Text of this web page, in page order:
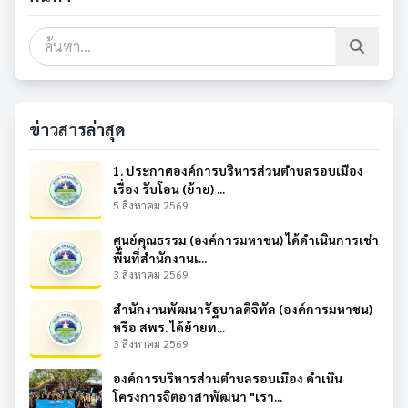
ข่าวสารล่าสุด
1. ประกาศองค์การบริหารส่วนตำบลรอบเมือง
เรื่อง รับโอน (ย้าย) ...
5 สิงหาคม 2569
ศูนย์คุณธรรม (องค์การมหาชน) ได้ดำเนินการเช่า
พื้นที่สำนักงานเ...
3 สิงหาคม 2569
สำนักงานพัฒนารัฐบาลดิจิทัล (องค์การมหาชน)
หรือ สพร. ได้ย้ายท...
3 สิงหาคม 2569
องค์การบริหารส่วนตำบลรอบเมือง ดำเนิน
โครงการจิตอาสาพัฒนา "เรา...